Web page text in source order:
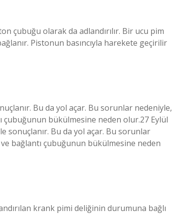
çubuğu olarak da adlandırılır. Bir ucu pim
Pistonun basıncıyla harekete geçirilir
Bu da yol açar. Bu sorunlar nedeniyle,
çubuğunun bükülmesine neden olur.27 Eylül
sonuçlanır. Bu da yol açar. Bu sorunlar
bağlantı çubuğunun bükülmesine neden
krank pimi deliğinin durumuna bağlı